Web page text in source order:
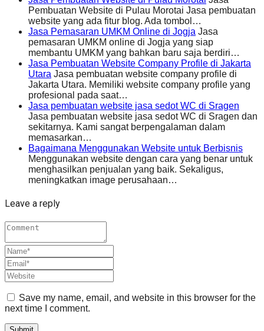
Pembuatan Website di Pulau Morotai Jasa pembuatan
website yang ada fitur blog. Ada tombol…
Jasa Pemasaran UMKM Online di Jogja Jasa
pemasaran UMKM online di Jogja yang siap
membantu UMKM yang bahkan baru saja berdiri…
Jasa Pembuatan Website Company Profile di Jakarta
Utara Jasa pembuatan website company profile di
Jakarta Utara. Memiliki website company profile yang
profesional pada saat…
Jasa pembuatan website jasa sedot WC di Sragen
Jasa pembuatan website jasa sedot WC di Sragen dan
sekitarnya. Kami sangat berpengalaman dalam
memasarkan…
Bagaimana Menggunakan Website untuk Berbisnis
Menggunakan website dengan cara yang benar untuk
menghasilkan penjualan yang baik. Sekaligus,
meningkatkan image perusahaan…
Leave a reply
Save my name, email, and website in this browser for the
next time I comment.